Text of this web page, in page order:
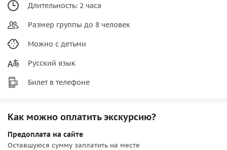
Длительность: 2 часа
Размер группы до 8 человек
Можно с детьми
Русский язык
Билет в телефоне
Как можно оплатить экскурсию?
Предоплата на сайте
Оставшуюся сумму заплатить на месте